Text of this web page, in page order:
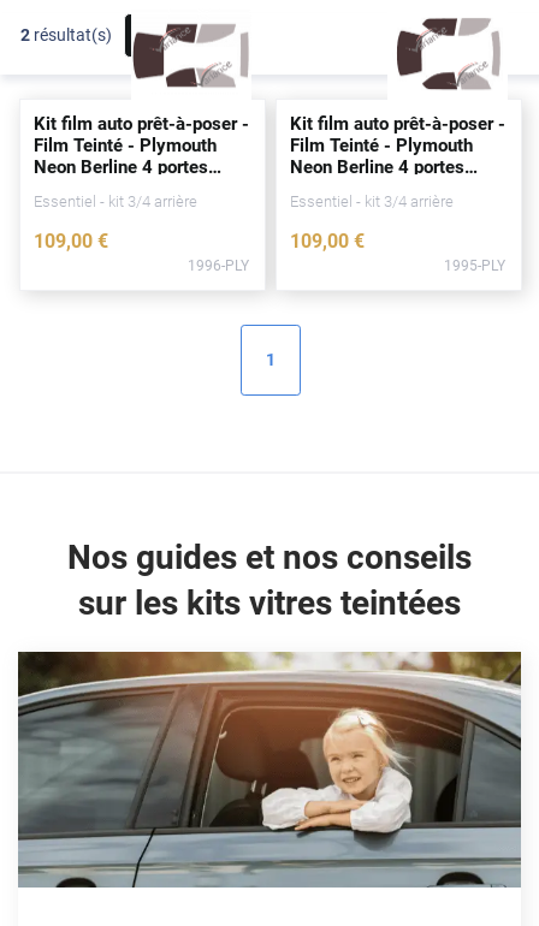
Hyundai
Land Rover
Mini
Skoda
Tesla
Toyota
Volkswagen
Alfa Romeo
2 résultat(s) FILTRER
Kit film auto prêt-à-poser -
Film Teinté - Plymouth
Neon Berline 4portes
Essentiel - kit 3/4 arrière
109,00 €
1996-PLY
Kit film auto prêt-à-poser -
Film Teinté - Plymouth
Neon Berline 4portes
Essentiel - kit 3/4 arrière
109,00 €
1995-PLY
1
Nos guides et nos conseils
sur les kits vitres teintées